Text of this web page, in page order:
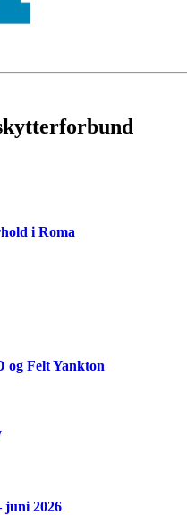
i Roma
og Felt Yankton
juni 2026